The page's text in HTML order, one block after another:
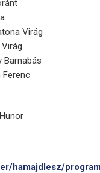
Virág
Virág
Barnabás
Ferenc
hamajdlesz/